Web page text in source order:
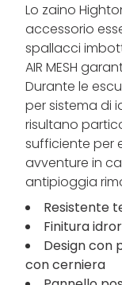
Lo zaino
accessorio
spallacci
AIR MESH
Durante le
per sistema di
risultano
sufficiente per
avventure in
antipioggia
Resistente
Finitura
Design con
con cerniera